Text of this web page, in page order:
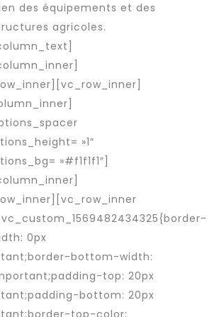
des équipements et des
agricoles.
»1″
»#f1f1f1″]
0px
bottom-width:
top: 20px
bottom: 20px
top-color: